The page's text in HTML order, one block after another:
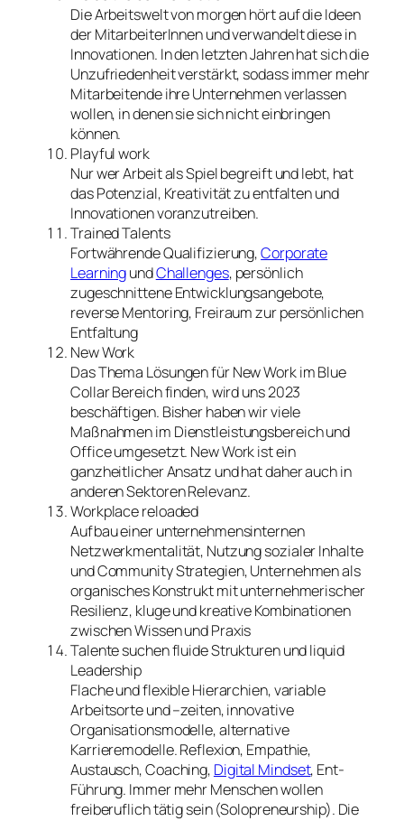
Die Arbeitswelt von morgen hört auf die Ideen
der MitarbeiterInnen und verwandelt diese in
Innovationen. In den letzten Jahren hat sich die
Unzufriedenheit verstärkt, sodass immer mehr
Mitarbeitende ihre Unternehmen verlassen
wollen, in denen sie sich nicht einbringen
können.
Playful work
Nur wer Arbeit als Spiel begreift und lebt, hat
das Potenzial, Kreativität zu entfalten und
Innovationen voranzutreiben.
Trained Talents
Fortwährende Qualifizierung,Corporate
LearningundChallenges, persönlich
zugeschnittene Entwicklungsangebote,
reverse Mentoring, Freiraum zur persönlichen
Entfaltung
New Work
Das Thema Lösungen für New Work im Blue
Collar Bereich finden, wird uns 2023
beschäftigen. Bisher haben wir viele
Maßnahmen im Dienstleistungsbereich und
Office umgesetzt. New Work ist ein
ganzheitlicher Ansatz und hat daher auch in
anderen Sektoren Relevanz.
Workplace reloaded
Aufbau einer unternehmensinternen
Netzwerkmentalität, Nutzung sozialer Inhalte
und Community Strategien, Unternehmen als
organisches Konstrukt mit unternehmerischer
Resilienz, kluge und kreative Kombinationen
zwischen Wissen und Praxis
Talente suchen fluide Strukturen und liquid
Leadership
Flache und flexible Hierarchien, variable
Arbeitsorte und –zeiten, innovative
Organisationsmodelle, alternative
Karrieremodelle. Reflexion, Empathie,
Austausch, Coaching, Digital Mindset, Ent-
Führung. Immer mehr Menschen wollen
freiberuflich tätig sein (Solopreneurship). Die